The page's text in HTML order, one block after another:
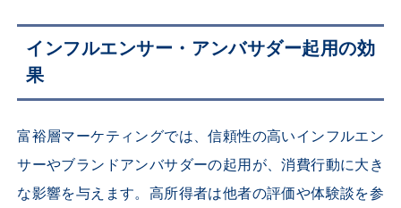
インフルエンサー・アンバサダー起用の効
果
富裕層マーケティングでは、信頼性の高いインフルエン
サーやブランドアンバサダーの起用が、消費行動に大き
な影響を与えます。高所得者は他者の評価や体験談を参